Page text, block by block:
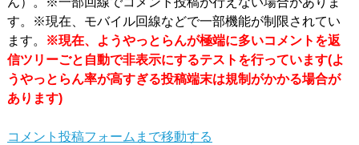
す。※現在、モバイル回線などで一部機能が制限されてい
ます。
※現在、ようやっとらんが極端に多いコメントを返
信ツリーごと自動で非表示にするテストを行っています(よ
うやっとらん率が高すぎる投稿端末は規制がかかる場合が
あります)
コメント投稿フォームまで移動する